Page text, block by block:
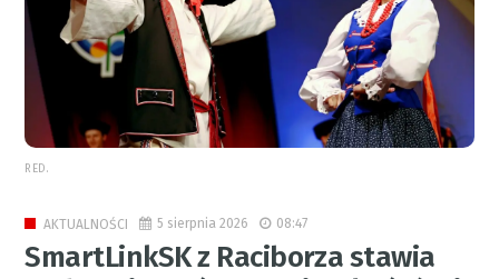
RED.
AKTUALNOŚCI 5 sierpnia 2026 08:47
SmartLinkSK z Raciborza stawia